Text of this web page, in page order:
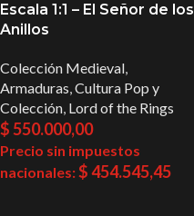
Escala 1:1 – El Señor de los
Anillos
Colección Medieval,
Armaduras,Cultura Pop y
Colección, Lord of the Rings
$550.000,00
Precio sin impuestos
nacionales:$454.545,45